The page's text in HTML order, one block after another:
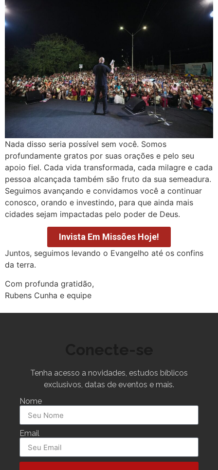
Nada disso seria possível sem você. Somos
profundamente gratos por suas orações e pelo seu
apoio fiel. Cada vida transformada, cada milagre e cada
pessoa alcançada também são fruto da sua semeadura.
Seguimos avançando e convidamos você a continuar
conosco, orando e investindo, para que ainda mais
cidades sejam impactadas pelo poder de Deus.
Invista Em Missões Hoje!
Juntos, seguimos levando o Evangelho até os confins
da terra.
Com profunda gratidão,
Rubens Cunha e equipe
Tenha acesso a novidades, estudos bíblicos
exclusivos, datas de eventos e mais.
Nome
Email